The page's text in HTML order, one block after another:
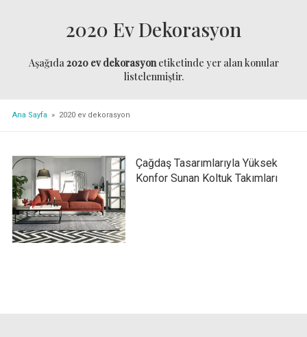
2020 Ev Dekorasyon
Aşağıda2020 ev dekorasyonetiketinde yer alan konular
listelenmiştir.
Ana Sayfa » 2020 ev dekorasyon
Çağdaş Tasarımlarıyla Yüksek
Konfor Sunan Koltuk Takımları